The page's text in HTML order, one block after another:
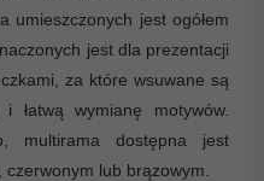
umieszczonych jest ogółem
jest dla prezentacji
za które wsuwane są
łatwą wymianę motywów.
multirama dostępna jest
lub brązowym.